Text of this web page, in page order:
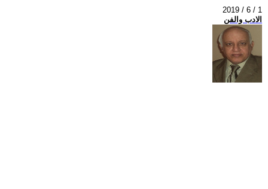
2019 / 6 / 1
الادب والفن